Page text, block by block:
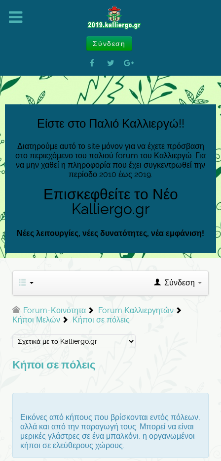
Σύνδεση
Είστε στο Παλιό Καλλιεργώ!!
Διατηρούμε αυτό το site μόνον για να έχετε πρόσβαση
στο περιεχόμενο του παλιού forum του Καλλιεργώ. Για
να μην χαθεί η πληροφορία που έχει συγκεντρωθεί την
περίοδο 2010 έως 2019.
Επισκεφθείτε το Νέο
Kalliergo.gr
Νέες λειτουργίες, νέες δυνατότητες, νέα εμφάνιση!
Σύνδεση
Forum-Κοινότητα
Forum Καλλιεργητών
Κήποι Μελών
Κήποι σε πόλεις
Κήποι σε πόλεις
Εικόνες από κήπους που βρίσκονται εντός πόλεων,
αλλά και από την παραγωγή τους. Μπορεί να είναι
μερικές γλάστρες σε ένα μπαλκόνι, η οργανωμένοι
κήποι σε ελεύθερους χώρους.